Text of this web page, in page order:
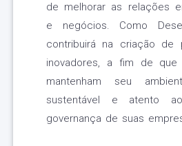
de melhorar as relações
e negócios. Como
contribuirá na criação de
inovadores, a fim de que
mantenham seu
sustentável e atento
governança de suas